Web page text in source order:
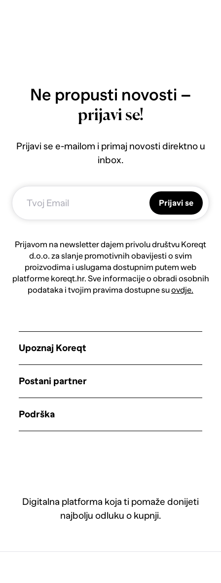
Ne propusti novosti –
prijavi se!
Prijavi se e-mailom i primaj novosti direktno u
inbox.
Prijavi se
Prijavom na newsletter dajem privolu društvu Koreqt
d.o.o. za slanje promotivnih obavijesti o svim
proizvodima i uslugama dostupnim putem web
platforme koreqt.hr. Sve informacije o obradi osobnih
podataka i tvojim pravima dostupne suovdje.
Digitalna platforma koja ti pomaže donijeti
najbolju odluku o kupnji.
Upoznaj Koreqt
Postani partner
Podrška